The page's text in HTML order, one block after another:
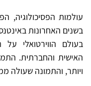
עולמות הפסיכולוגיה,
בשנים האחרונות
בעולם הווירטואלי
האישית והחברתית.
ויותר, והתמונה שעולה